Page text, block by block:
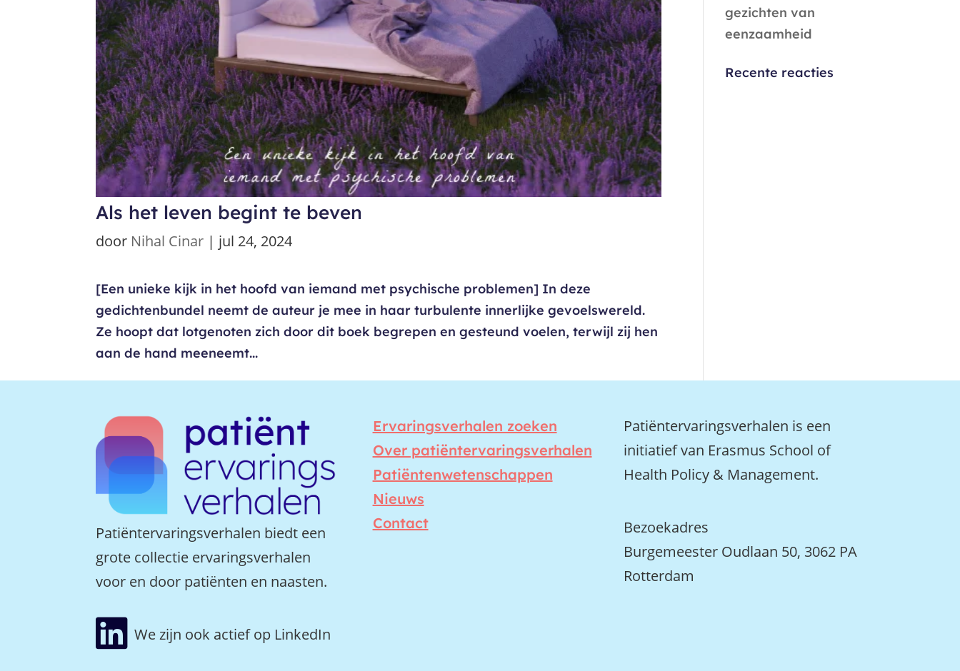
Als het leven begint te beven
door Nihal Cinar | jul 24, 2024
[Een unieke kijk in het hoofd van iemand met psychische problemen] In deze
gedichtenbundel neemt de auteur je mee in haar turbulente innerlijke gevoelswereld.
Ze hoopt dat lotgenoten zich door dit boek begrepen en gesteund voelen, terwijl zij hen
aan de hand meeneemt...
gezichten van
eenzaamheid
Recente reacties
Patiëntervaringsverhalen biedt een
grote collectie ervaringsverhalen
voor en door patiënten en naasten.
Ervaringsverhalen zoeken
Over patiëntervaringsverhalen
Patiëntenwetenschappen
Nieuws
Contact
Patiëntervaringsverhalen is een
initiatief van Erasmus School of
Health Policy & Management.
Bezoekadres
Burgemeester Oudlaan 50, 3062 PA
Rotterdam
 We zijn ook actief op LinkedIn